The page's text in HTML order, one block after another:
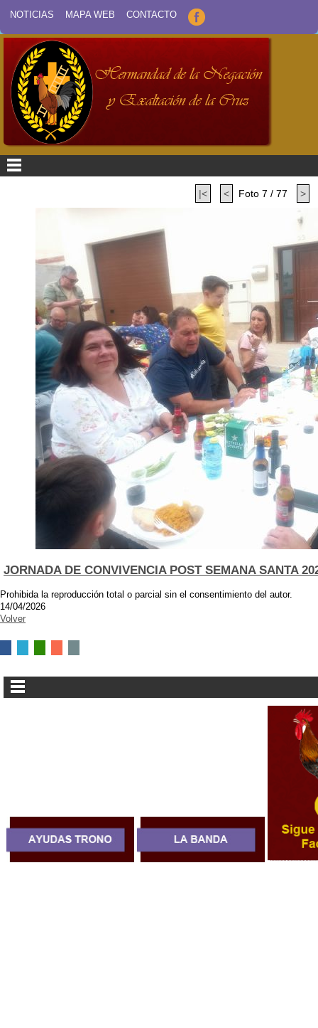
NOTICIAS MAPA WEB CONTACTO
|< < Foto 7 / 77 >
JORNADA DE CONVIVENCIA POST SEMANA SANTA
Prohibida la reproducción total o parcial sin el consentimiento del autor.
14/04/2026
Volver